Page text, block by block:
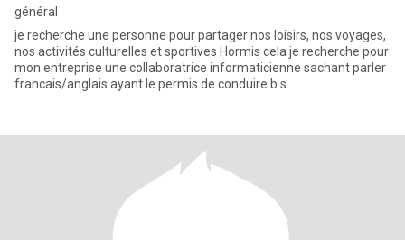
général
je recherche une personne pour partager nos loisirs, nos voyages,
nos activités culturelles et sportives Hormis cela je recherche pour
mon entreprise une collaboratrice informaticienne sachant parler
francais/anglais ayant le permis de conduire b s